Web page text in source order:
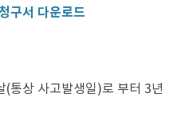
구서 다운로드
(통상 사고발생일)로 부터 3년